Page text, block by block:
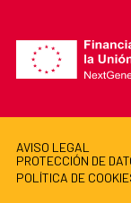
AVISO LEGAL
PROTECCIÓN DE
POLÍTICA DE